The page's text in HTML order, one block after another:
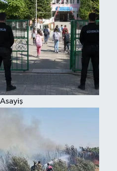
Asayiş
Spor
Teknoloji
Yaşam